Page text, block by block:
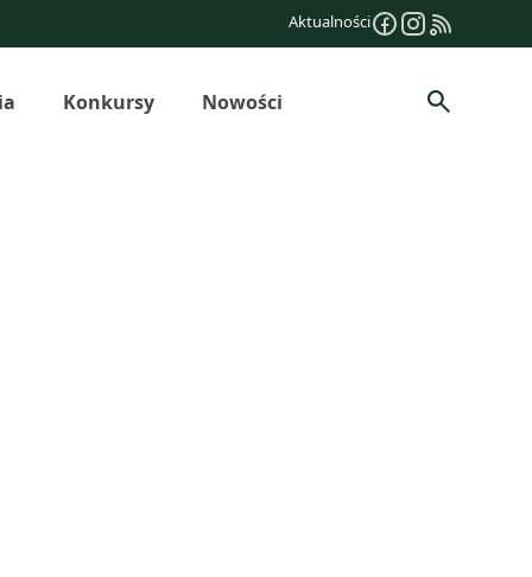
Aktualności
Konkursy Nowości Szukaj